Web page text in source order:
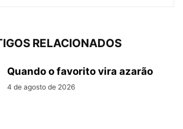
RELACIONADOS
Quando o favorito vira azarão
4 de agosto de 2026